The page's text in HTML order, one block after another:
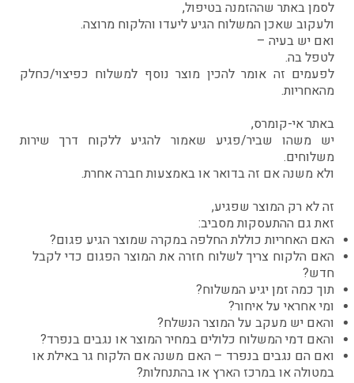
לסמן באתר שההזמנה בטיפול,
ולעקוב שאכן המשלוח הגיע ליעדו והלקוח מרוצה.
ואם יש בעיה –
לטפל בה.
לפעמים זה אומר להכין מוצר נוסף למשלוח כפיצוי/כחלק
מהאחריות.
באתר אי-קומרס,
יש משהו שביר/פגיע שאמור להגיע ללקוח דרך שירות
משלוחים.
ולא משנה אם זה בדואר או באמצעות חברה אחרת.
זה לא רק המוצר שפגיע,
זאת גם ההתעסקות מסביב:
האם האחריות כוללת החלפה במקרה שמוצר הגיע פגום?
האם הלקוח צריך לשלוח חזרה את המוצר הפגום כדי לקבל
חדש?
תוך כמה זמן יגיע המשלוח?
ומי אחראי על איחור?
והאם יש מעקב על המוצר הנשלח?
והאם דמי המשלוח כלולים במחיר המוצר או נגבים בנפרד?
ואם הם נגבים בנפרד – האם משנה אם הלקוח גר באילת או
במטולה או במרכז הארץ או בהתנחלות?